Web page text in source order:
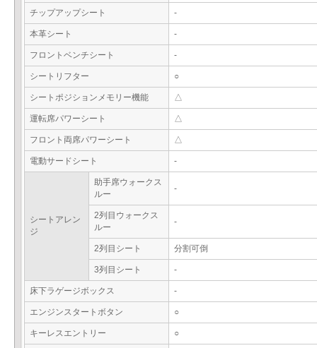
チップアップシート -
本革シート -
フロントベンチシート -
シートリフター ○
シートポジションメモリー機能 △
運転席パワーシート △
フロント両席パワーシート △
電動サードシート -
シートアレン
ジ
助手席ウォークス
ルー
-
2列目ウォークス
ルー
-
2列目シート 分割可倒
3列目シート -
床下ラゲージボックス -
エンジンスタートボタン ○
キーレスエントリー ○